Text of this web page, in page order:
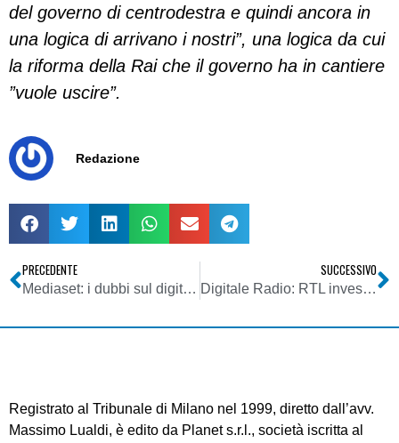
del governo di centrodestra e quindi ancora in
una logica di arrivano i nostri”, una logica da cui
la riforma della Rai che il governo ha in cantiere
”vuole uscire”.
Redazione
PRECEDENTE
Mediaset: i dubbi sul digitale, gli attacchi a Gentiloni e la concorrenza delle internet-tv
SUCCESSIVO
Digitale Radio: RTL investe altri 8 mln di euro. Il DAB-T evolve nel DMB-T
Registrato al Tribunale di Milano nel 1999, diretto dall’avv.
Massimo Lualdi, è edito da Planet s.r.l., società iscritta al